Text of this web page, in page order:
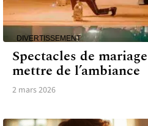
DIVERTISSEMENT
Spectacles de
mettre de l’ambiance
2 mars 2026